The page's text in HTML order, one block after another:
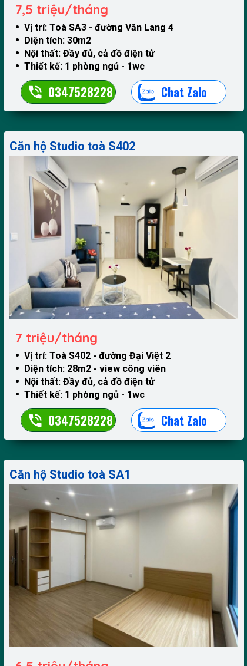
7 triệu/tháng
Vị trí: Toà S402 - đường Đại Việt 2
Diện tích: 28m2 - view công viên
Nội thất: Đầy đủ, cả đồ điện tử
Thiết kế: 1 phòng ngủ - 1wc
Căn hộ Studio toà S402
0347528228 Chat Zalo
7,5 triệu/tháng
Vị trí: Toà SA3 - đường Văn Lang 4
Diện tích: 30m2
Nội thất: Đầy đủ, cả đồ điện tử
Thiết kế: 1 phòng ngủ - 1wc
0347528228 Chat Zalo
Căn hộ Studio toà SA1